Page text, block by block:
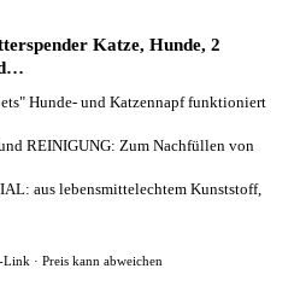
Katze, Hunde, 2
Hunde- und Katzennapf funktioniert
REINIGUNG: Zum Nachfüllen von
aus lebensmittelechtem Kunststoff,
· Preis kann abweichen